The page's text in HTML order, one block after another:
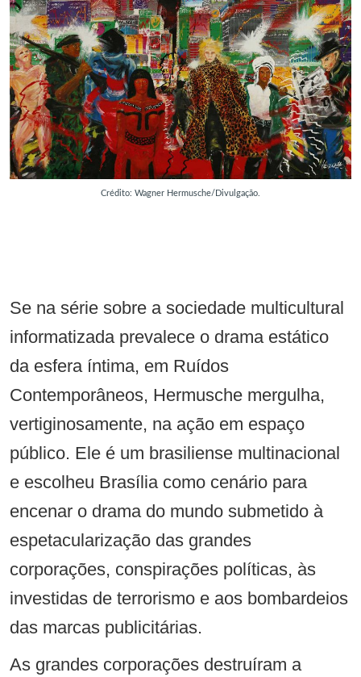
Crédito: Wagner Hermusche/Divulgação.
Se na série sobre a sociedade multicultural
informatizada prevalece o drama estático
da esfera íntima, em Ruídos
Contemporâneos, Hermusche mergulha,
vertiginosamente, na ação em espaço
público. Ele é um brasiliense multinacional
e escolheu Brasília como cenário para
encenar o drama do mundo submetido à
espetacularização das grandes
corporações, conspirações políticas, às
investidas de terrorismo e aos bombardeios
das marcas publicitárias.
As grandes corporações destruíram a